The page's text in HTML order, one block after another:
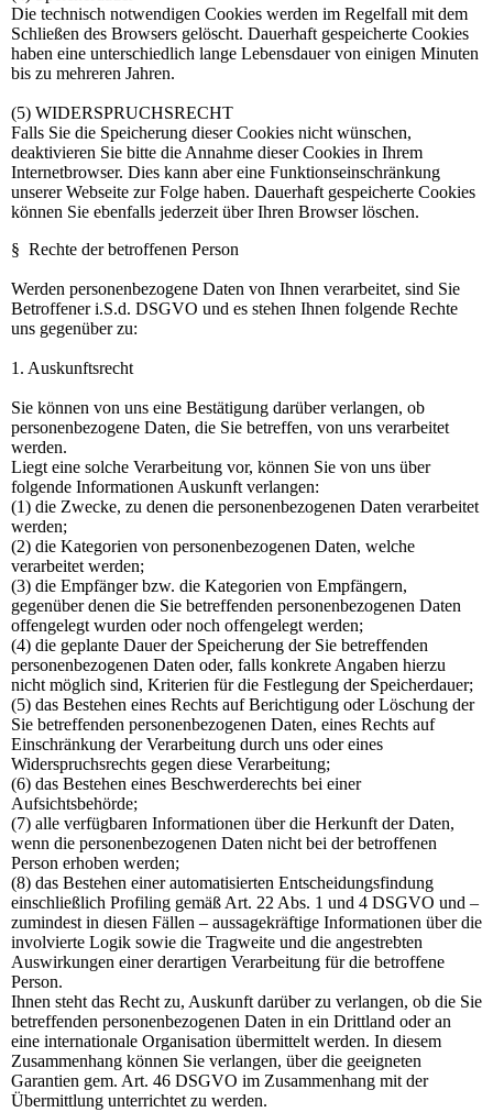
Die technisch notwendigen Cookies werden im Regelfall mit dem
Schließen des Browsers gelöscht. Dauerhaft gespeicherte Cookies
haben eine unterschiedlich lange Lebensdauer von einigen Minuten
bis zu mehreren Jahren.
(5) WIDERSPRUCHSRECHT
Falls Sie die Speicherung dieser Cookies nicht wünschen,
deaktivieren Sie bitte die Annahme dieser Cookies in Ihrem
Internetbrowser. Dies kann aber eine Funktionseinschränkung
unserer Webseite zur Folge haben. Dauerhaft gespeicherte Cookies
können Sie ebenfalls jederzeit über Ihren Browser löschen.
§ Rechte der betroffenen Person
Werden personenbezogene Daten von Ihnen verarbeitet, sind Sie
Betroffener i.S.d. DSGVO und es stehen Ihnen folgende Rechte
uns gegenüber zu:
1. Auskunftsrecht
Sie können von uns eine Bestätigung darüber verlangen, ob
personenbezogene Daten, die Sie betreffen, von uns verarbeitet
werden.
Liegt eine solche Verarbeitung vor, können Sie von uns über
folgende Informationen Auskunft verlangen:
(1) die Zwecke, zu denen die personenbezogenen Daten verarbeitet
werden;
(2) die Kategorien von personenbezogenen Daten, welche
verarbeitet werden;
(3) die Empfänger bzw. die Kategorien von Empfängern,
gegenüber denen die Sie betreffenden personenbezogenen Daten
offengelegt wurden oder noch offengelegt werden;
(4) die geplante Dauer der Speicherung der Sie betreffenden
personenbezogenen Daten oder, falls konkrete Angaben hierzu
nicht möglich sind, Kriterien für die Festlegung der Speicherdauer;
(5) das Bestehen eines Rechts auf Berichtigung oder Löschung der
Sie betreffenden personenbezogenen Daten, eines Rechts auf
Einschränkung der Verarbeitung durch uns oder eines
Widerspruchsrechts gegen diese Verarbeitung;
(6) das Bestehen eines Beschwerderechts bei einer
Aufsichtsbehörde;
(7) alle verfügbaren Informationen über die Herkunft der Daten,
wenn die personenbezogenen Daten nicht bei der betroffenen
Person erhoben werden;
(8) das Bestehen einer automatisierten Entscheidungsfindung
einschließlich Profiling gemäß Art. 22 Abs. 1 und 4 DSGVO und –
zumindest in diesen Fällen – aussagekräftige Informationen über die
involvierte Logik sowie die Tragweite und die angestrebten
Auswirkungen einer derartigen Verarbeitung für die betroffene
Person.
Ihnen steht das Recht zu, Auskunft darüber zu verlangen, ob die Sie
betreffenden personenbezogenen Daten in ein Drittland oder an
eine internationale Organisation übermittelt werden. In diesem
Zusammenhang können Sie verlangen, über die geeigneten
Garantien gem. Art. 46 DSGVO im Zusammenhang mit der
Übermittlung unterrichtet zu werden.